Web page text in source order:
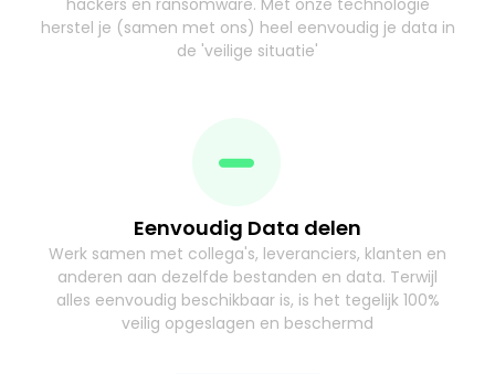
herstel je (samen met ons) heel eenvoudig je data in
de 'veilige situatie'
Eenvoudig Data delen
Werk samen met collega's, leveranciers, klanten en
anderen aan dezelfde bestanden en data. Terwijl
alles eenvoudig beschikbaar is, is het tegelijk 100%
veilig opgeslagen en beschermd